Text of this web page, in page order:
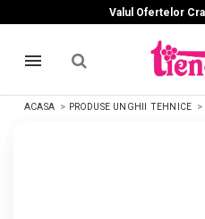
Valul Ofertelor
ACASA PRODUSE UNGHII TEHNICE